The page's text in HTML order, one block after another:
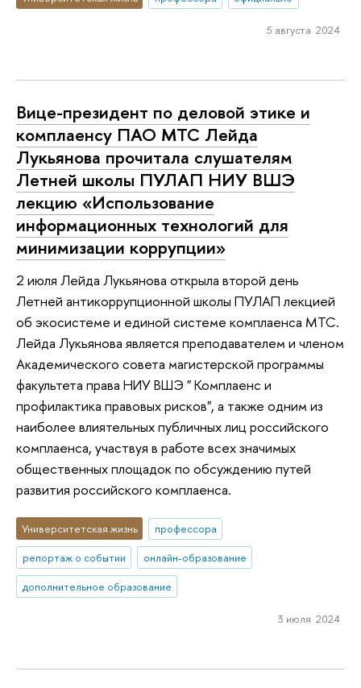
5 августа 2024
Вице-президент по деловой этике и
комплаенсу ПАО МТС Лейда
Лукьянова прочитала слушателям
Летней школы ПУЛАП НИУ ВШЭ
лекцию «Использование
информационных технологий для
минимизации коррупции»
2 июля Лейда Лукьянова открыла второй день
Летней антикоррупционной школы ПУЛАП лекцией
об экосистеме и единой системе комплаенса МТС.
Лейда Лукьянова является преподавателем и членом
Академического совета магистерской программы
факультета права НИУ ВШЭ " Комплаенс и
профилактика правовых рисков", а также одним из
наиболее влиятельных публичных лиц российского
комплаенса, участвуя в работе всех значимых
общественных площадок по обсуждению путей
развития российского комплаенса.
Университетская жизнь
профессора
репортаж о событии
онлайн-образование
дополнительное образование
3 июля 2024